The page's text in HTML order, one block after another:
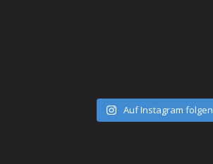
Auf Instagram folgen